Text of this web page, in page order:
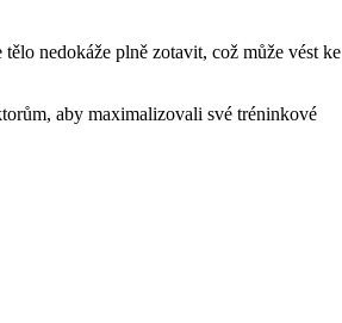
nedokáže plně zotavit, což může vést ke
aby maximalizovali své tréninkové